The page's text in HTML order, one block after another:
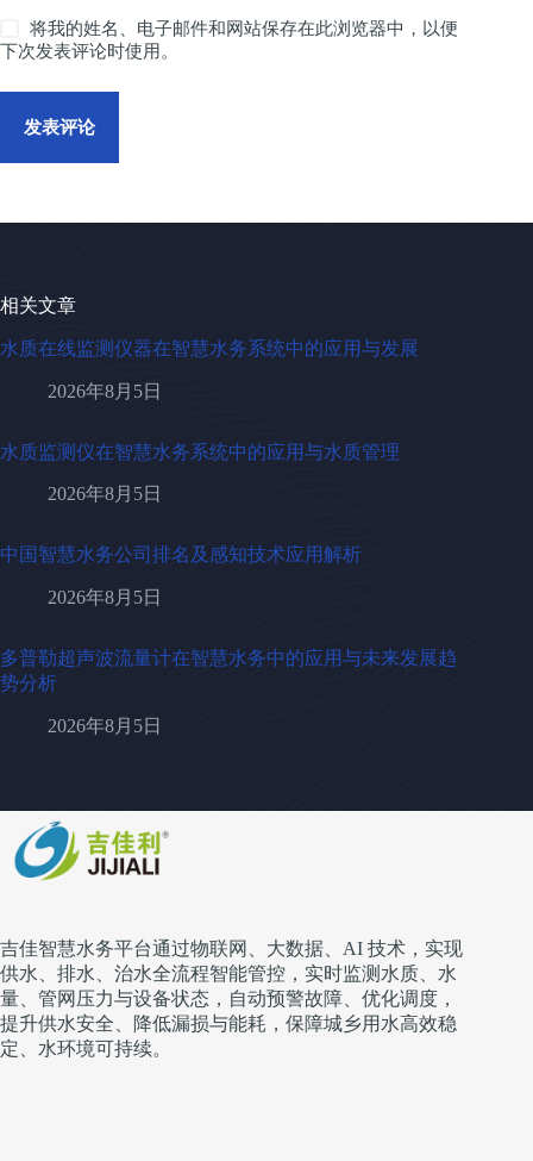
将我的姓名、电子邮件和网站保存在此浏览器中，以便
下次发表评论时使用。
发表评论
相关文章
水质在线监测仪器在智慧水务系统中的应用与发展
2026年8月5日
水质监测仪在智慧水务系统中的应用与水质管理
2026年8月5日
中国智慧水务公司排名及感知技术应用解析
2026年8月5日
多普勒超声波流量计在智慧水务中的应用与未来发展趋
势分析
2026年8月5日
吉佳智慧水务平台通过物联网、大数据、AI 技术，实现
供水、排水、治水全流程智能管控，实时监测水质、水
量、管网压力与设备状态，自动预警故障、优化调度，
提升供水安全、降低漏损与能耗，保障城乡用水高效稳
定、水环境可持续。